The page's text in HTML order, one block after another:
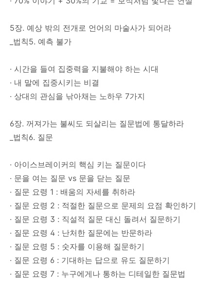
5장. 예상 밖의 전개로 언어의 마술사가 되어라
_법칙5. 예측 불가
· 시간을 들여 집중력을 지불해야 하는 시대
· 내 말에 집중시키는 비결
· 상대의 관심을 낚아채는 노하우 7가지
6장. 꺼져가는 불씨도 되살리는 질문법에 통달하라
_법칙6. 질문
· 아이스브레이커의 핵심 키는 질문이다
· 문을 여는 질문 vs 문을 닫는 질문
· 질문 요령 1 : 배움의 자세를 취하라
· 질문 요령 2 : 적절한 질문으로 문제의 요점 확인하기
· 질문 요령 3 : 직설적 질문 대신 돌려서 질문하기
· 질문 요령 4 : 난처한 질문에는 반문하라
· 질문 요령 5 : 숫자를 이용해 질문하기
· 질문 요령 6 : 기대하는 답으로 유도 질문하기
· 질문 요령 7 : 누구에게나 통하는 디테일한 질문법